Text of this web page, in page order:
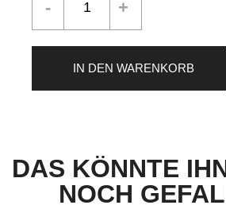
IN DEN WARENKORB
DAS KÖNNTE
NOCH